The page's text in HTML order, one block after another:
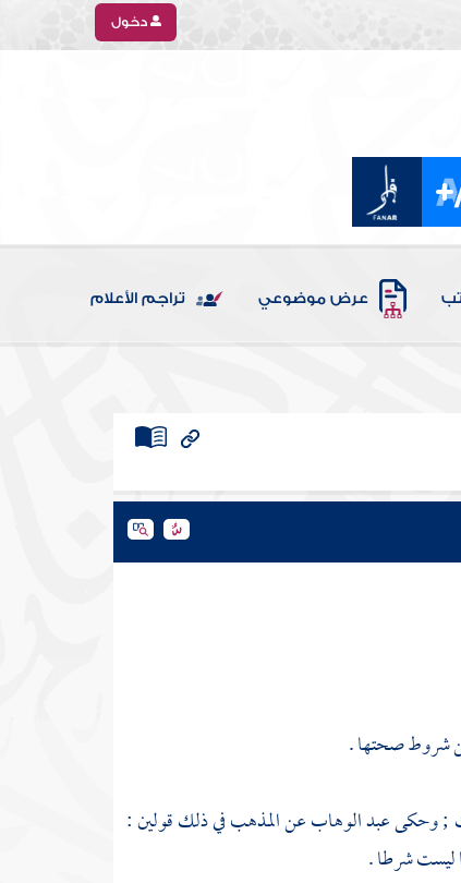
دخول
عرض موضوعي تراجم الأعلام
شروط صحتها .
; وحكىعبد الوهابعن المذهب في ذلك قولين :
ليست شرطا .